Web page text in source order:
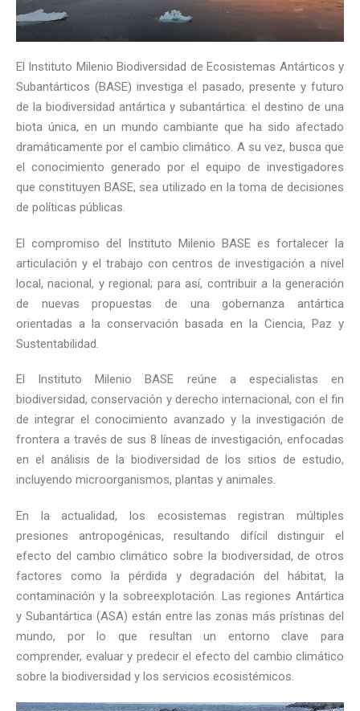
El Instituto Milenio Biodiversidad de Ecosistemas Antárticos y
Subantárticos (BASE) investiga el pasado, presente y futuro
de la biodiversidad antártica y subantártica: el destino de una
biota única, en un mundo cambiante que ha sido afectado
dramáticamente por el cambio climático. A su vez, busca que
el conocimiento generado por el equipo de investigadores
que constituyen BASE, sea utilizado en la toma de decisiones
de políticas públicas.
El compromiso del Instituto Milenio BASE es fortalecer la
articulación y el trabajo con centros de investigación a nivel
local, nacional, y regional; para así, contribuir a la generación
de nuevas propuestas de una gobernanza antártica
orientadas a la conservación basada en la Ciencia, Paz y
Sustentabilidad.
El Instituto Milenio BASE reúne a especialistas en
biodiversidad, conservación y derecho internacional, con el fin
de integrar el conocimiento avanzado y la investigación de
frontera a través de sus 8 líneas de investigación, enfocadas
en el análisis de la biodiversidad de los sitios de estudio,
incluyendo microorganismos, plantas y animales.
En la actualidad, los ecosistemas registran múltiples
presiones antropogénicas, resultando difícil distinguir el
efecto del cambio climático sobre la biodiversidad, de otros
factores como la pérdida y degradación del hábitat, la
contaminación y la sobreexplotación. Las regiones Antártica
y Subantártica (ASA) están entre las zonas más prístinas del
mundo, por lo que resultan un entorno clave para
comprender, evaluar y predecir el efecto del cambio climático
sobre la biodiversidad y los servicios ecosistémicos.